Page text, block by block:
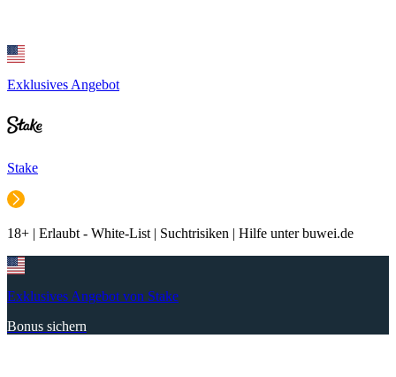
Exklusives Angebot
Stake
18+ | Erlaubt - White-List | Suchtrisiken | Hilfe unter buwei.de
Exklusives Angebot von Stake
Bonus sichern